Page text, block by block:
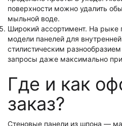
поверхности можно удалить
мыльной воде.
Широкий ассортимент. На рыке
модели панелей для
стилистическим
запросы даже максимально
Где и как
заказ?
Стеновые панели из шпона —